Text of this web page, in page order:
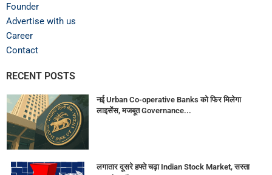
Founder
Advertise with us
Career
Contact
RECENT POSTS
नई Urban Co-operative Banks को फिर मिलेगा
लाइसेंस, मजबूत Governance...
लगातार दूसरे हफ्ते चढ़ा Indian Stock Market, सस्ता